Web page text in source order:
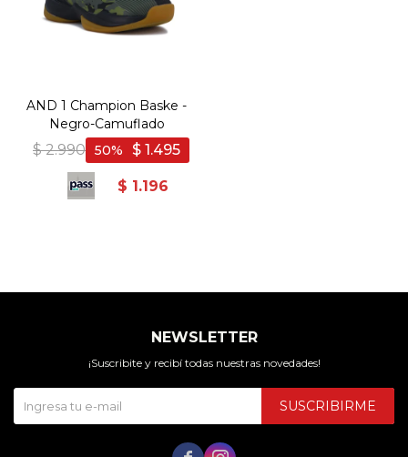
AND 1 Champion Baske -
Negro-Camuflado
$ 2.990 $ 1.495
50
$ 1.196
NEWSLETTER
¡Suscribite y recibí todas nuestras novedades!
SUSCRIBIRME